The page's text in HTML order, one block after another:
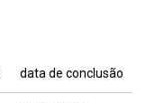
data de conclusão